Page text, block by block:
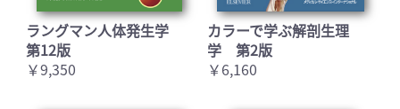
ラングマン人体発生学
第12版
￥9,350
カラーで学ぶ解剖生理
学 第2版
￥6,160